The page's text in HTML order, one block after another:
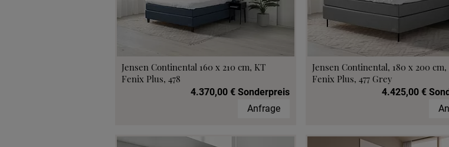
Jensen Continental 160 x 210 cm, KT
Fenix Plus, 478
4.370,00 € Sonderpreis
Anfrage
Jensen Continental, 180 x 200 cm,
Fenix Plus, 477 Grey
4.425,00 €